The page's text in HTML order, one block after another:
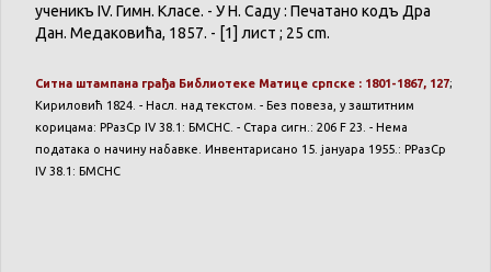
ученикъ IV. Гимн. Класе. - У Н. Саду : Печатано кодъ Дра
Дан. Медаковића, 1857. - [1] лист ; 25 cm.
Ситна штампана грађа Библиотеке Матице српске : 1801-1867, 127;
Кириловић 1824. - Насл. над текстом. - Без повеза, у заштитним
корицама: РРазСр IV 38.1: БМСНС. - Стара сигн.: 206 F 23. - Нема
података о начину набавке. Инвентарисано 15. јануара 1955.: РРазСр
IV 38.1: БМСНС